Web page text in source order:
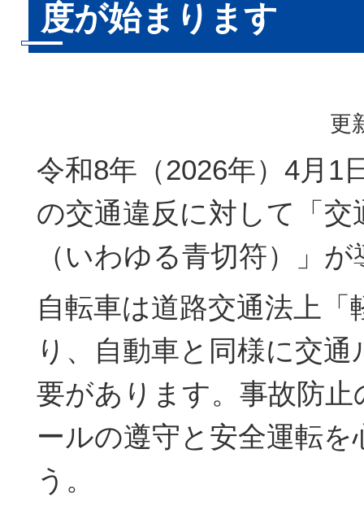
度が始まります
更
令和8年（2026年）4月1
の交通違反に対して「交
（いわゆる青切符）」
自転車は道路交通法上「
り、自動車と同様に交
要があります。事故防
ールの遵守と安全運転
う。